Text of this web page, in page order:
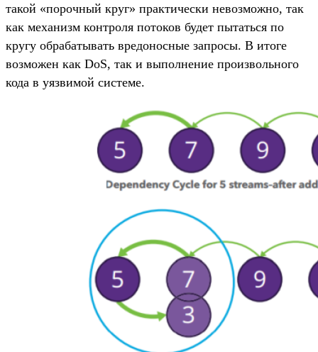
такой «порочный круг» практически невозможно, так
как механизм контроля потоков будет пытаться по
кругу обрабатывать вредоносные запросы. В итоге
возможен как DoS, так и выполнение произвольного
кода в уязвимой системе.